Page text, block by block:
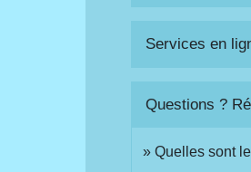
Services en
Questions ?
Quelles sont